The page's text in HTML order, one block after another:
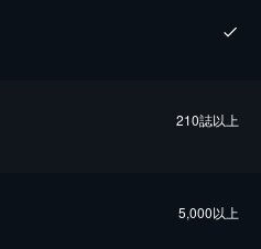
210誌以上
5,000以上